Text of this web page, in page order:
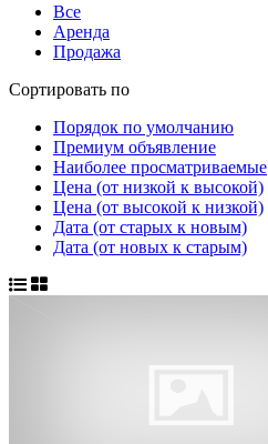
Все
Аренда
Продажа
Сортировать по
Порядок по умолчанию
Премиум объявление
Наиболее просматриваемые
Цена (от низкой к высокой)
Цена (от высокой к низкой)
Дата (от старых к новым)
Дата (от новых к старым)